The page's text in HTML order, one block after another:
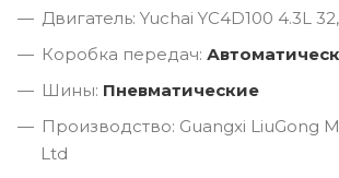
Двигатель: Yuchai YC4D100 4.3L
Коробка передач:
Шины: Пневматические
Производство: Guangxi LiuGong
Ltd